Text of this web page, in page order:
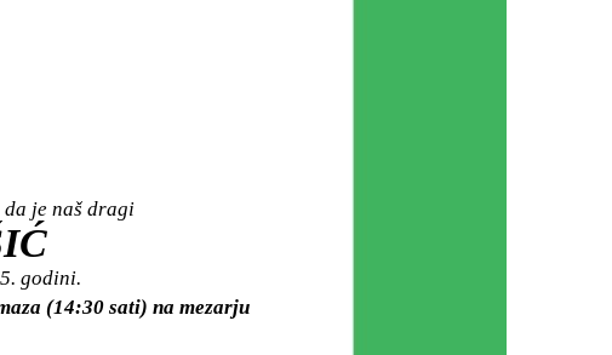
je naš dragi
godini.
(14:30 sati) na mezarju